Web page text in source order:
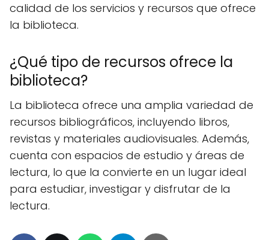
calidad de los servicios y recursos que ofrece
la biblioteca.
¿Qué tipo de recursos ofrece la
biblioteca?
La biblioteca ofrece una amplia variedad de
recursos bibliográficos, incluyendo libros,
revistas y materiales audiovisuales. Además,
cuenta con espacios de estudio y áreas de
lectura, lo que la convierte en un lugar ideal
para estudiar, investigar y disfrutar de la
lectura.